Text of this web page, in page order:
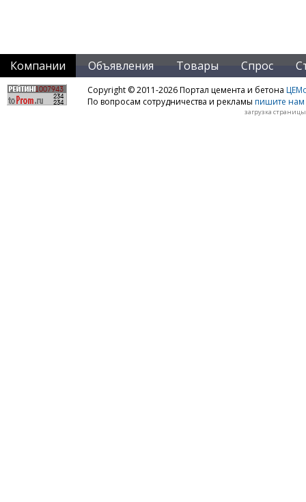
Компании Объявления Товары Спрос
Copyright © 2011-2026 Портал цемента и бетона
По вопросам сотрудничества и рекламы пишите нам
загрузка